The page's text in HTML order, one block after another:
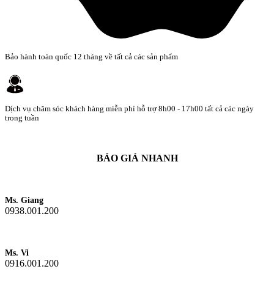
Bảo hành toàn quốc 12 tháng về tất cả các sản phẩm
Dịch vụ chăm sóc khách hàng miễn phí hỗ trợ 8h00 - 17h00 tất cả các ngày
trong tuần
BÁO GIÁ NHANH
Ms. Giang
0938.001.200
Ms. Vi
0916.001.200